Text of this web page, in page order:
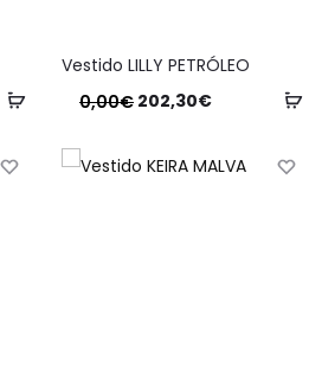
Vestido LILLY PETRÓLEO
0,00€ 202,30€